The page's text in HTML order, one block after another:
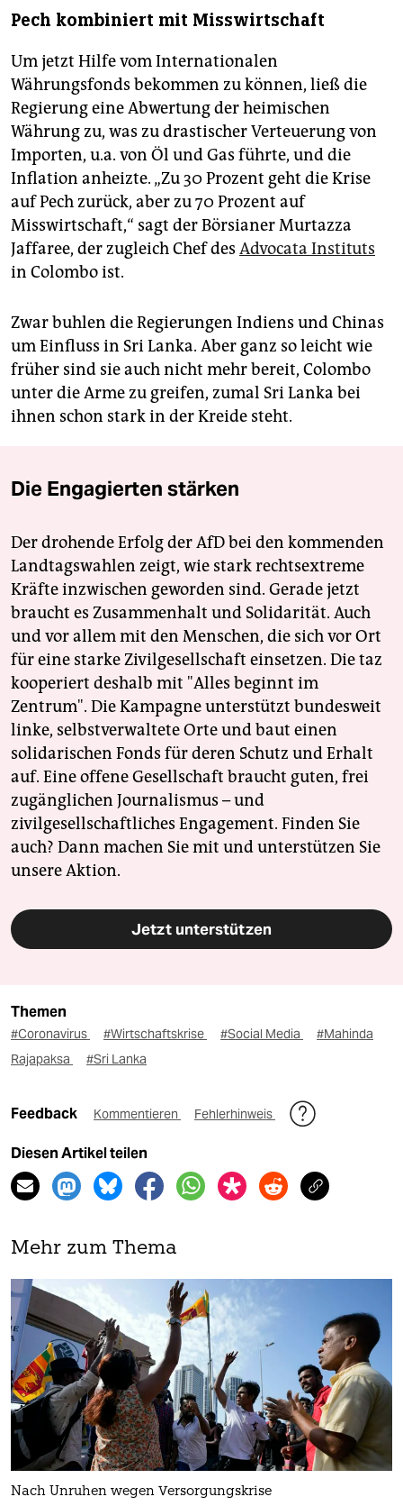
Pech kombiniert mit Misswirtschaft
Um jetzt Hilfe vom Internationalen
Währungsfonds bekommen zu können, ließ die
Regierung eine Abwertung der heimischen
Währung zu, was zu drastischer Verteuerung von
Importen, u.a. von Öl und Gas führte, und die
Inflation anheizte. „Zu 30 Prozent geht die Krise
auf Pech zurück, aber zu 70 Prozent auf
Misswirtschaft,“ sagt der Börsianer Murtazza
Jaffaree, der zugleich Chef des Advocata Instituts
in Colombo ist.
Zwar buhlen die Regierungen Indiens und Chinas
um Einfluss in Sri Lanka. Aber ganz so leicht wie
früher sind sie auch nicht mehr bereit, Colombo
unter die Arme zu greifen, zumal Sri Lanka bei
ihnen schon stark in der Kreide steht.
Die Engagierten stärken
Der drohende Erfolg der AfD bei den kommenden
Landtagswahlen zeigt, wie stark rechtsextreme
Kräfte inzwischen geworden sind. Gerade jetzt
braucht es Zusammenhalt und Solidarität. Auch
und vor allem mit den Menschen, die sich vor Ort
für eine starke Zivilgesellschaft einsetzen. Die taz
kooperiert deshalb mit "Alles beginnt im
Zentrum". Die Kampagne unterstützt bundesweit
linke, selbstverwaltete Orte und baut einen
solidarischen Fonds für deren Schutz und Erhalt
auf. Eine offene Gesellschaft braucht guten, frei
zugänglichen Journalismus – und
zivilgesellschaftliches Engagement. Finden Sie
auch? Dann machen Sie mit und unterstützen Sie
unsere Aktion.
Jetzt unterstützen
Themen
#Coronavirus #Wirtschaftskrise #Social Media
#Mahinda
Rajapaksa
#Sri Lanka
Feedback Kommentieren Fehlerhinweis
Diesen Artikel teilen
Mehr zum Thema
Nach Unruhen wegen Versorgungskrise